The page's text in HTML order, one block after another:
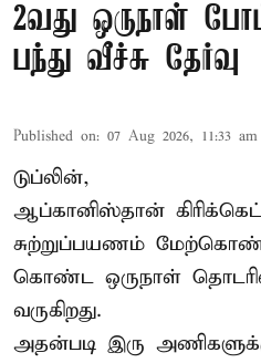
2வது ஒருநாள்
பந்து வீச்சு தேர்வு
Published on: 07 Aug 2026, 11:33 am
டுப்லின்,
ஆப்கானிஸ்தான் கிரிக்கெட்
சுற்றுப்பயணம்
கொண்ட ஒருநாள்
வருகிறது.
அதன்படி இரு